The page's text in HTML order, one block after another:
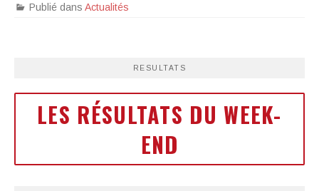
Publié dans Actualités
RESULTATS
LES RÉSULTATS DU WEEK-
END